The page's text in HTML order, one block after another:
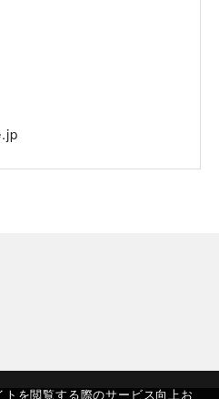
を閲覧する際のサービス向上お